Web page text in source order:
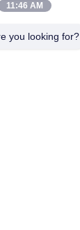
11:46 AM
you looking for?